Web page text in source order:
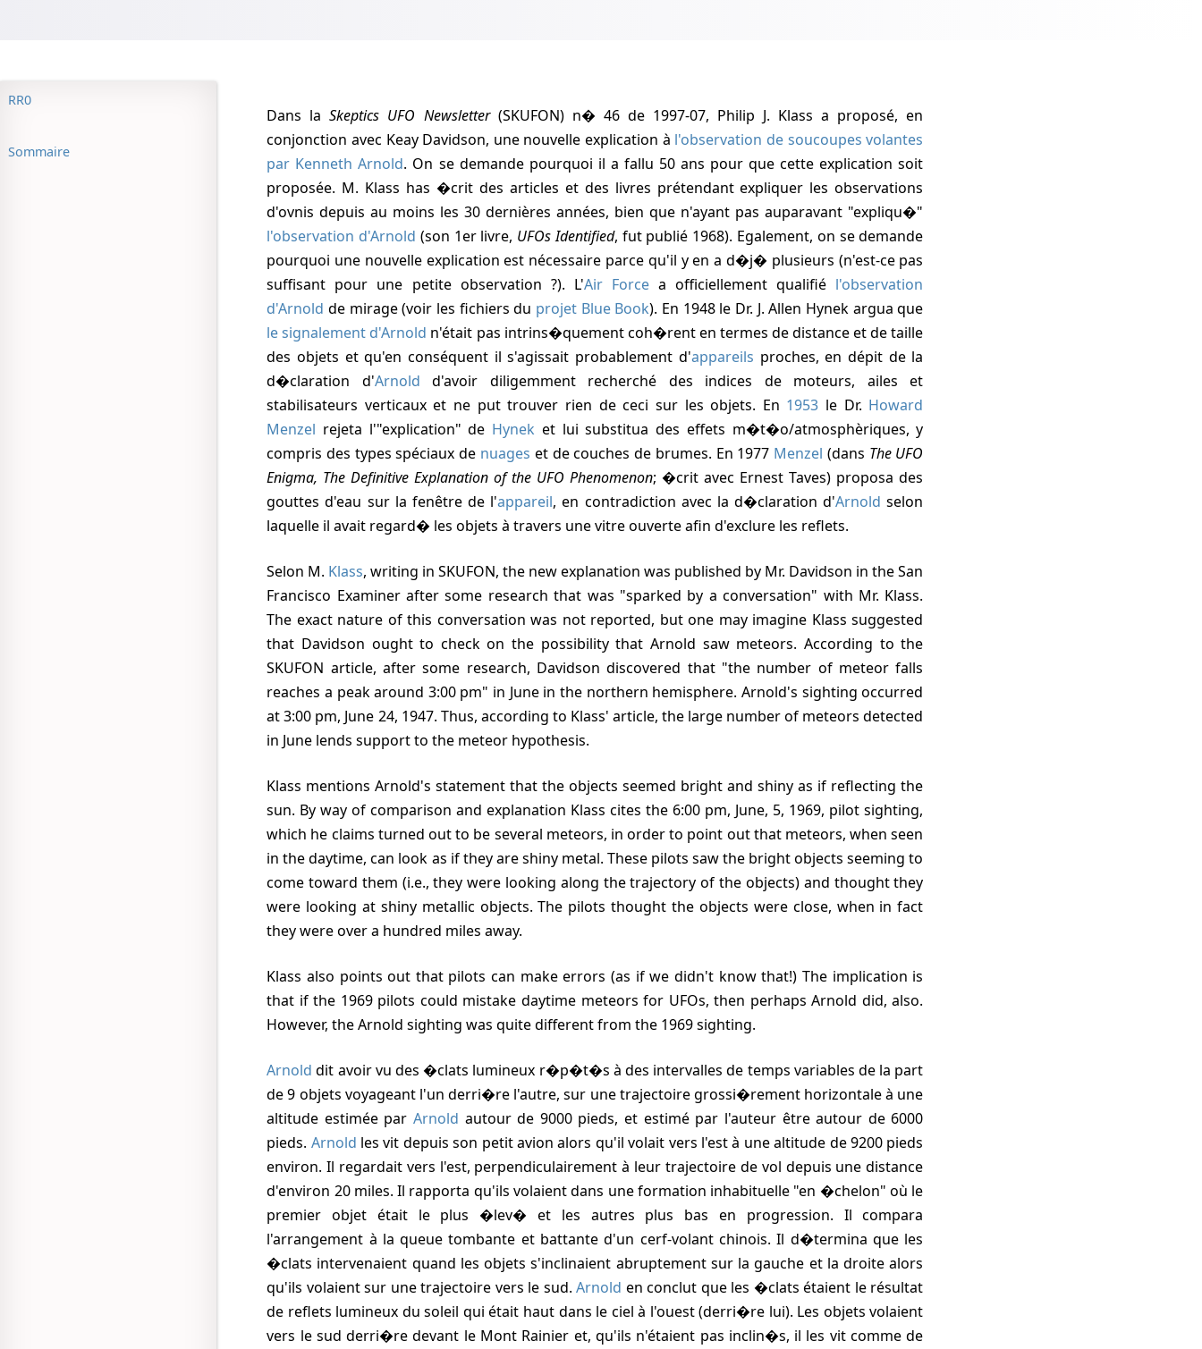
RR0
Sommaire
Dans laSkeptics UFO Newsletter(SKUFON) n� 46 de 1997-07, Philip J. Klass a proposé, en
conjonction avec Keay Davidson, une nouvelle explication à l'observation de soucoupes volantes
par Kenneth Arnold. On se demande pourquoi il a fallu 50 ans pour que cette explication soit
proposée. M. Klass has �crit des articles et des livres prétendant expliquer les observations
d'ovnis depuis au moins les 30 dernières années, bien que n'ayant pas auparavant "expliqu�"
l'observation d'Arnold (son 1er livre, UFOs Identified, fut publié 1968). Egalement, on se demande
pourquoi une nouvelle explication est nécessaire parce qu'il y en a d�j� plusieurs (n'est-ce pas
suffisant pour une petite observation ?). L'Air Forcea officiellement qualifié l'observation
d'Arnold de mirage (voir les fichiers du projet Blue Book). En 1948le Dr. J. Allen Hynekargua que
le signalement d'Arnold n'était pas intrins�quement coh�rent en termes de distance et de taille
des objets et qu'en conséquent il s'agissait probablement d'appareils proches, en dépit de la
d�claration d'Arnold d'avoir diligemment recherché des indices de moteurs, ailes et
stabilisateurs verticaux et ne put trouver rien de ceci sur les objets. En 1953 le Dr. Howard
Menzel rejeta l'"explication" de Hynek et lui substitua des effets m�t�o/atmosphèriques, y
compris des types spéciaux de nuages et de couches de brumes. En 1977 Menzel (dans The UFO
Enigma, The Definitive Explanation of the UFO Phenomenon; �crit avec Ernest Taves) proposa des
gouttes d'eau sur la fenêtre de l'appareil, en contradiction avec la d�claration d'Arnold selon
laquelle il avait regard� les objets à travers une vitre ouverte afin d'exclure les reflets.
Selon M. Klass, writing in SKUFON, the new explanation was published by Mr. Davidson in the San
Francisco Examiner after some research that was "sparked by a conversation" with Mr. Klass.
The exact nature of this conversation was not reported, but one may imagine Klass suggested
that Davidson ought to check on the possibility that Arnold saw meteors. According to the
SKUFON article, after some research, Davidson discovered that "the number of meteor falls
reaches a peak around 3:00 pm" in June in the northern hemisphere. Arnold's sighting occurred
at 3:00 pm, June 24, 1947. Thus, according to Klass' article, the large number of meteors detected
in June lends support to the meteor hypothesis.
Klass mentions Arnold's statement that the objects seemed bright and shiny as if reflecting the
sun. By way of comparison and explanation Klass cites the 6:00 pm, June, 5, 1969, pilot sighting,
which he claims turned out to be several meteors, in order to point out that meteors, when seen
in the daytime, can look as if they are shiny metal. These pilots saw the bright objects seeming to
come toward them (i.e., they were looking along the trajectory of the objects) and thought they
were looking at shiny metallic objects. The pilots thought the objects were close, when in fact
they were over a hundred miles away.
Klass also points out that pilots can make errors (as if we didn't know that!) The implication is
that if the 1969 pilots could mistake daytime meteors for UFOs, then perhaps Arnold did, also.
However, the Arnold sighting was quite different from the 1969 sighting.
Arnold dit avoir vu des �clats lumineux r�p�t�s à des intervalles de temps variables de la part
de 9 objets voyageant l'un derri�re l'autre, sur une trajectoire grossi�rement horizontale à une
altitude estimée parArnold autour de 9000 pieds, et estimé par l'auteur être autour de 6000
pieds. Arnold les vit depuis son petit avion alors qu'il volait vers l'est à une altitude de 9200 pieds
environ. Il regardait vers l'est, perpendiculairement à leur trajectoire de vol depuis une distance
d'environ 20 miles. Il rapporta qu'ils volaient dans une formation inhabituelle "en �chelon" où le
premier objet était le plus �lev� et les autres plus bas en progression. Il compara
l'arrangement à la queue tombante et battante d'un cerf-volant chinois. Il d�termina que les
�clats intervenaient quand les objets s'inclinaient abruptement sur la gauche et la droite alors
qu'ils volaient sur une trajectoire vers le sud.Arnold en conclut que les �clats étaient le résultat
de reflets lumineux du soleil qui était haut dans le ciel à l'ouest (derri�re lui). Les objets volaient
vers le sud derri�re devant le Mont Rainier et, qu'ils n'étaient pas inclin�s, il les vit comme de